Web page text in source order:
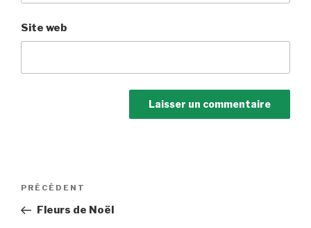
Site web
Navigation
l’article
Article
précédent
PRÉCÉDENT
Fleurs de Noël